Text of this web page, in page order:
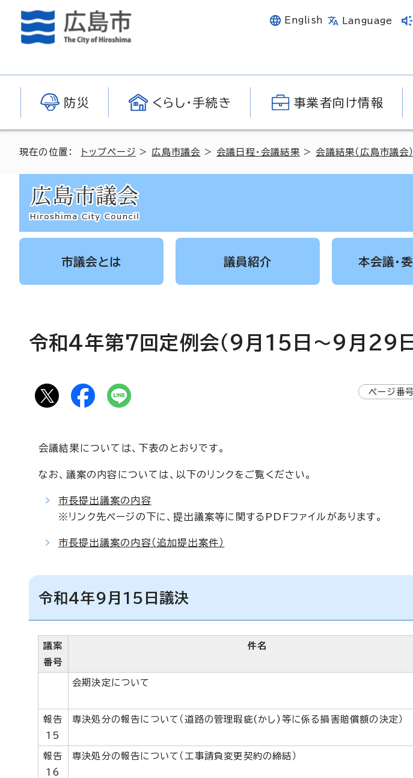
English Language
防災 くらし・手続き 事業者向け情報
現在の位置： トップページ > 広島市議会 > 会議日程・会議結果 > 会議結果（広島市議会）
市議会とは 議員紹介 本会議・
令和4年第7回定例会（9月15日～9月29日
ページ番号
会議結果については、下表のとおりです。
なお、議案の内容については、以下のリンクをご覧ください。
市長提出議案の内容
※リンク先ページの下に、提出議案等に関するPDFファイルがあります。
市長提出議案の内容（追加提出案件）
令和4年9月15日議決
議案
番号
件名
会期決定について
報告
15
専決処分の報告について（道路の管理瑕疵(かし)等に係る損害賠償額の決定）
報告
16
専決処分の報告について（工事請負変更契約の締結）